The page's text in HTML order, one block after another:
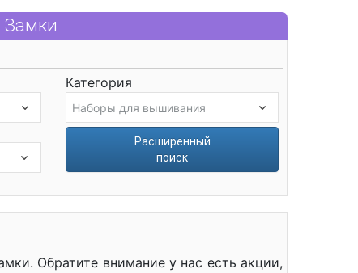
Замки
Категория
Расширенный
поиск
Обратите внимание у нас есть акции,